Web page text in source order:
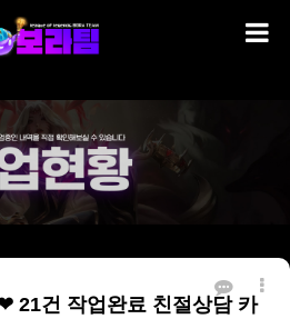
21건 작업완료 친절상담 카